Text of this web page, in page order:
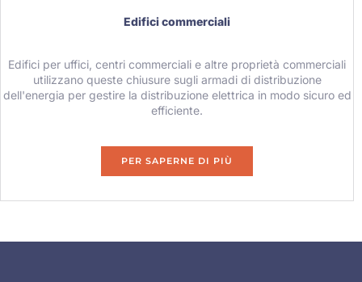
Edifici commerciali
Edifici per uffici, centri commerciali e altre proprietà commerciali
utilizzano queste chiusure sugli armadi di distribuzione
dell'energia per gestire la distribuzione elettrica in modo sicuro ed
efficiente.
PER SAPERNE DI PIÙ